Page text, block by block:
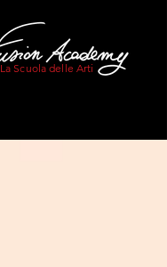
La Scuola delle Arti